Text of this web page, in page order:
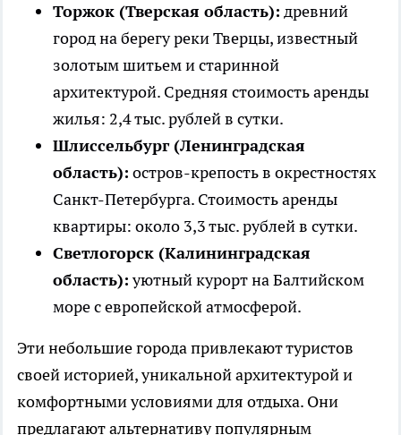
Торжок (Тверская область): древний
город на берегу реки Тверцы, известный
золотым шитьем и старинной
архитектурой. Средняя стоимость аренды
жилья: 2,4 тыс. рублей в сутки.
Шлиссельбург (Ленинградская
область): остров-крепость в окрестностях
Санкт-Петербурга. Стоимость аренды
квартиры: около 3,3 тыс. рублей в сутки.
Светлогорск (Калининградская
область):уютный курорт на Балтийском
море с европейской атмосферой.
Эти небольшие города привлекают туристов
своей историей, уникальной архитектурой и
комфортными условиями для отдыха. Они
предлагают альтернативу популярным